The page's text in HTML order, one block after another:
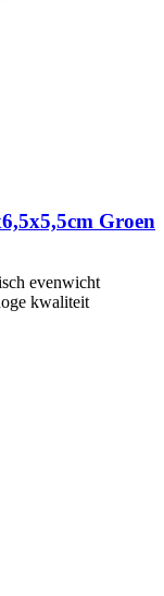
Groen
evenwicht
kwaliteit